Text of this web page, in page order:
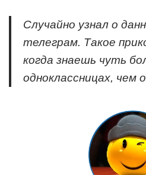
Случайно узнал о
телеграм. Такое
когда знаешь чуть
одноклассницах, чем